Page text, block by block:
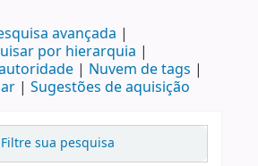
avançada
por hierarquia
Nuvem de tags
Sugestões de aquisição
Filtre sua pesquisa